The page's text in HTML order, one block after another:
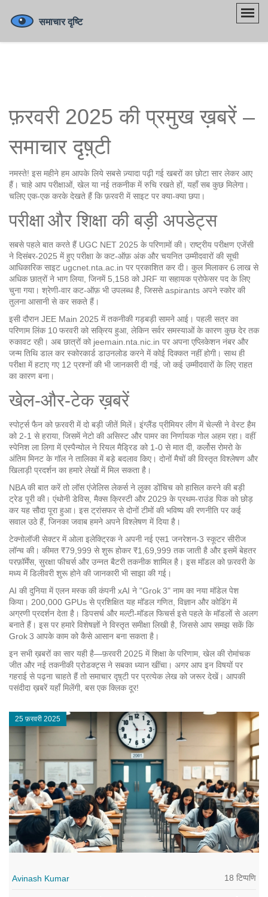
फ़रवरी 2025 की प्रमुख ख़बरें –
समाचार दृष़्टी
नमस्ते! इस महीने हम आपके लिये सबसे ज़्यादा पढ़ी गई खबरों का छोटा सार लेकर आए
हैं। चाहे आप परीक्षाओं, खेल या नई तकनीक में रुचि रखते हों, यहाँ सब कुछ मिलेगा।
चलिए एक‑एक करके देखते हैं कि फ़रवरी में साइट पर क्या-क्या छपा।
परीक्षा और शिक्षा की बड़ी अपडेट्स
सबसे पहले बात करते हैं UGC NET 2025 के परिणामों की। राष्ट्रीय परीक्षण एजेंसी
ने दिसंबर‑2025 में हुए परीक्षा के कट‑ऑफ़ अंक और चयनित उम्मीदवारों की सूची
आधिकारिक साइट ugcnet.nta.ac.in पर प्रकाशित कर दी। कुल मिलाकर 6 लाख से
अधिक छात्रों ने भाग लिया, जिनमें 5,158 को JRF या सहायक प्रोफेसर पद के लिए
चुना गया। श्रेणी‑वार कट‑ऑफ़ भी उपलब्ध है, जिससे aspirants अपने स्कोर की
तुलना आसानी से कर सकते हैं।
इसी दौरान JEE Main 2025 में तकनीकी गड़बड़ी सामने आई। पहली सत्र का
परिणाम लिंक 10 फरवरी को सक्रिय हुआ, लेकिन सर्वर समस्याओं के कारण कुछ देर तक
रुकावट रही। अब छात्रों को jeemain.nta.nic.in पर अपना एप्लिकेशन नंबर और
जन्म तिथि डाल कर स्कोरकार्ड डाउनलोड करने में कोई दिक्कत नहीं होगी। साथ ही
परीक्षा में हटाए गए 12 प्रश्नों की भी जानकारी दी गई, जो कई उम्मीदवारों के लिए राहत
का कारण बना।
खेल‑और‑टेक ख़बरें
स्पोर्ट्स फैन को फ़रवरी में दो बड़ी जीतें मिलें। इंग्लैंड प्रीमियर लीग में चेल्सी ने वेस्ट हैम
को 2-1 से हराया, जिसमें नेटो की असिस्ट और पामर का निर्णायक गोल अहम रहा। वहीं
स्पेनिश ला लिगा में एस्पैन्योल ने रियल मैड्रिड को 1-0 से मात दी, कर्लोस रोमरो के
अंतिम मिनट के गॉल ने तालिका में बड़े बदलाव किए। दोनों मैचों की विस्तृत विश्लेषण और
खिलाड़ी प्रदर्शन का हमारे लेखों में मिल सकता है।
NBA की बात करें तो लॉस एंजेलिस लेकर्स ने लुका डोंचिच को हासिल करने की बड़ी
ट्रेड पूरी की। एंथोनी डेविस, मैक्स क्रिस्टी और 2029 के प्रथम‑राउंड पिक को छोड़
कर यह सौदा पूरा हुआ। इस ट्रांसफर से दोनों टीमों की भविष्य की रणनीति पर कई
सवाल उठे हैं, जिनका जवाब हमने अपने विश्लेषण में दिया है।
टेक्नोलॉजी सेक्टर में ओला इलेक्ट्रिक ने अपनी नई एस1 जनरेशन‑3 स्कूटर सीरीज
लॉन्च की। कीमत ₹79,999 से शुरू होकर ₹1,69,999 तक जाती है और इसमें बेहतर
परफ़ॉर्मेंस, सुरक्षा फीचर्स और उन्नत बैटरी तकनीक शामिल है। इस मॉडल को फ़रवरी के
मध्य में डिलीवरी शुरू होने की जानकारी भी साझा की गई।
AI की दुनिया में एलन मस्क की कंपनी xAI ने "Grok 3" नाम का नया मॉडेल पेश
किया। 200,000 GPUs से प्रशिक्षित यह मॉडल गणित, विज्ञान और कोडिंग में
अग्रणी प्रदर्शन देता है। डिपसर्च और मल्टी‑मॉडल फिचर्स इसे पहले के मॉडलों से अलग
बनाते हैं। इस पर हमारे विशेषज्ञों ने विस्तृत समीक्षा लिखी है, जिससे आप समझ सकें कि
Grok 3 आपके काम को कैसे आसान बना सकता है।
इन सभी ख़बरों का सार यही है—फ़रवरी 2025 में शिक्षा के परिणाम, खेल की रोमांचक
जीत और नई तकनीकी प्रोडक्ट्स ने सबका ध्यान खींचा। अगर आप इन विषयों पर
गहराई से पढ़ना चाहते हैं तो समाचार दृष़्टी पर प्रत्येक लेख को जरूर देखें। आपकी
पसंदीदा ख़बरें यहाँ मिलेंगी, बस एक क्लिक दूर!
25 फ़रवरी 2025
Avinash Kumar 18 टिप्पणि